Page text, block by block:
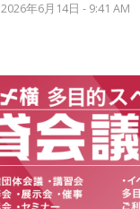
2026年6月14日 - 9:41 AM